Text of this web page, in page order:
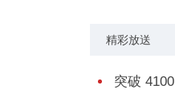
精彩放送
突破